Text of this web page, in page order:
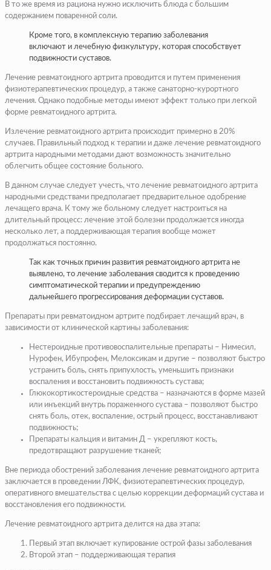
В то же время из рациона нужно исключить блюда с большим
содержанием поваренной соли.
Кроме того, в комплексную терапию заболевания
включают и лечебную физкультуру, которая способствует
подвижности суставов.
Лечение ревматоидного артрита проводится и путем применения
физиотерапевтических процедур, а также санаторно-курортного
лечения. Однако подобные методы имеют эффект только при легкой
форме ревматоидного артрита.
Излечение ревматоидного артрита происходит примерно в 20%
случаев. Правильный подход к терапии и даже лечение ревматоидного
артрита народными методами дают возможность значительно
облегчить общее состояние больного.
В данном случае следует учесть, что лечение ревматоидного артрита
народными средствами предполагает предварительное одобрение
лечащего врача. К тому же больному следует настроиться на
длительный процесс: лечение этой болезни продолжается иногда
несколько лет, а поддерживающая терапия вообще может
продолжаться постоянно.
Так как точных причин развития ревматоидного артрита не
выявлено, то лечение заболевания сводится к проведению
симптоматической терапии и предупреждению
дальнейшего прогрессирования деформации суставов.
Препараты при ревматоидном артрите подбирает лечащий врач, в
зависимости от клинической картины заболевания:
Нестероидные противовоспалительные препараты – Нимесил,
Нурофен, Ибупрофен, Мелоксикам и другие – позволяют быстро
устранить боль, снять припухлость, уменьшить признаки
воспаления и восстановить подвижность сустава;
Глюкокортикостероидные средства – назначаются в форме мазей
или инъекций внутрь пораженного сустава – позволяют быстро
снять боль, отек, воспаление, острый процесс, восстанавливают
подвижность;
Препараты кальция и витамин Д – укрепляют кость,
предотвращают разрушение тканей;
Вне периода обострений заболевания лечение ревматоидного артрита
заключается в проведении ЛФК, физиотерапевтических процедур,
оперативного вмешательства с целью коррекции деформаций сустава и
восстановления его подвижности.
Лечение ревматоидного артрита делится на два этапа:
Первый этап включает купирование острой фазы заболевания
Второй этап – поддерживающая терапия